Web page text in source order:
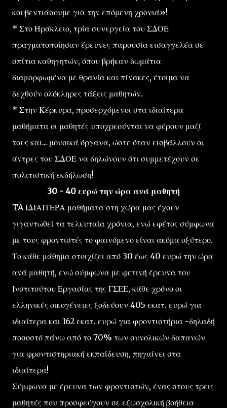
κουβεντιάσουμε για την επόμενη χρονιά»!
* Στο Ηράκλειο, τρία συνεργεία του ΣΔΟΕ
πραγματοποίησαν έρευνες παρουσία εισαγγελέα σε
σπίτια καθηγητών, όπου βρήκαν δωμάτια
διαμορφωμένα με θρανία και πίνακες, έτοιμα να
δεχθούν ολόκληρες τάξεις μαθητών.
* Στην Κέρκυρα, προσερχόμενοι στα ιδιαίτερα
μαθήματα οι μαθητές υποχρεούνται να φέρουν μαζί
τους και... μουσικά όργανα, ώστε όταν εισβάλλουν οι
άντρες του ΣΔΟΕ να δηλώνουν ότι συμμετέχουν σε
πολιτιστική εκδήλωση!
30 - 40 ευρώ την ώρα ανά μαθητή
TA ΙΔΙΑΙΤΕΡΑ μαθήματα στη χώρα μας έχουν
γιγαντωθεί τα τελευταία χρόνια, ενώ εφέτος σύμφωνα
με τους φροντιστές το φαινόμενο είναι ακόμα οξύτερο.
Το κάθε μάθημα στοιχίζει από 30 έως 40 ευρώ την ώρα
ανά μαθητή, ενώ σύμφωνα με φετινή έρευνα του
Ινστιτούτου Εργασίας της ΓΣΕΕ, κάθε χρόνο οι
ελληνικές οικογένειες ξοδεύουν 405 εκατ. ευρώ για
ιδιαίτερα και 162 εκατ. ευρώ για φροντιστήρια -δηλαδή
ποσοστό πάνω από το 70% των συνολικών δαπανών
για φροντιστηριακή εκπαίδευση, πηγαίνει στα
ιδιαίτερα!
Σύμφωνα με έρευνα των φροντιστών, ένας στους τρεις
μαθητές που προσφεύγουν σε εξωσχολική βοήθεια